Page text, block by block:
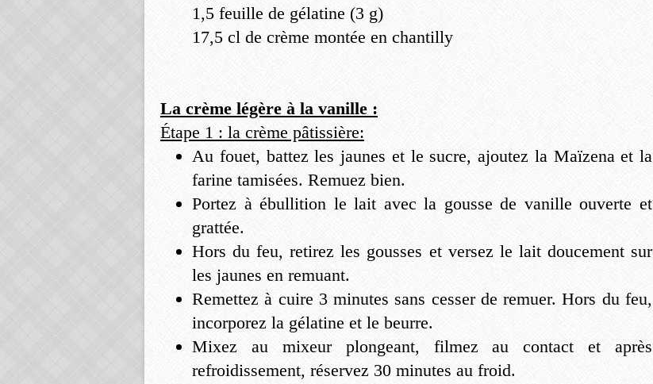
1,5 feuille de gélatine (3 g)
17,5 cl de crème montée en chantilly
La crème légère à la vanille :
Étape 1 : la crème pâtissière:
Au fouet, battez les jaunes et le sucre, ajoutez la Maïzena et la
farine tamisées. Remuez bien.
Portez à ébullition le lait avec la gousse de vanille ouverte et
grattée.
Hors du feu, retirez les gousses et versez le lait doucement sur
les jaunes en remuant.
Remettez à cuire 3 minutes sans cesser de remuer. Hors du feu,
incorporez la gélatine et le beurre.
Mixez au mixeur plongeant, filmez au contact et après
refroidissement, réservez 30 minutes au froid.